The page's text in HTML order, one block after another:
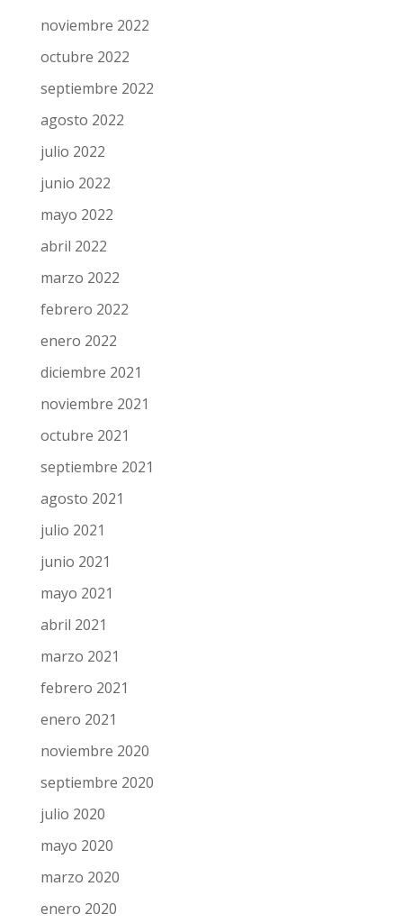
noviembre 2022
octubre 2022
septiembre 2022
agosto 2022
julio 2022
junio 2022
mayo 2022
abril 2022
marzo 2022
febrero 2022
enero 2022
diciembre 2021
noviembre 2021
octubre 2021
septiembre 2021
agosto 2021
julio 2021
junio 2021
mayo 2021
abril 2021
marzo 2021
febrero 2021
enero 2021
noviembre 2020
septiembre 2020
julio 2020
mayo 2020
marzo 2020
enero 2020